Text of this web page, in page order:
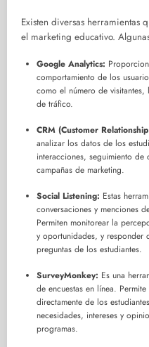
Existen diversas herramientas
el marketing educativo.
Google Analytics:
comportamiento de los
como el número de visitantes,
de tráfico.
CRM (Customer
analizar los datos de los
interacciones, seguimiento
campañas de marketing.
Social Listening: Estas
conversaciones y menciones
Permiten monitorear la
y oportunidades, y responder
preguntas de los estudiantes.
SurveyMonkey: Es una
de encuestas en línea.
directamente de los
necesidades, intereses y
programas.